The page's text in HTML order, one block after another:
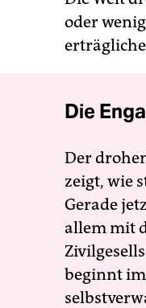
oder
Die
Der
zeigt, wie
Gerade
allem mit
beginnt